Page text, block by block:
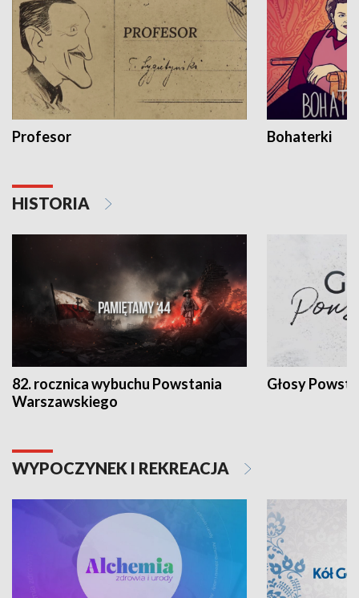
Profesor Bohaterki
HISTORIA
82. rocznica wybuchu Powstania
Warszawskiego
Głosy
WYPOCZYNEK I REKREACJA